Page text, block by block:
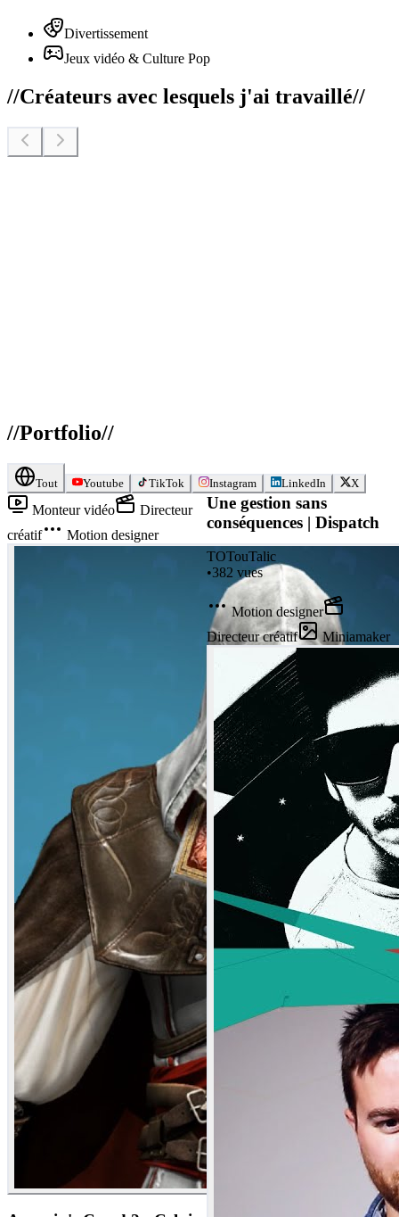
Divertissement
Jeux vidéo & Culture Pop
//Créateurs avec lesquels j'ai travaillé//
//Portfolio//
Tout Youtube TikTok Instagram LinkedIn X
Monteur vidéo
Directeur
créatif
Motion designer
Une gestion sans
conséquences | Dispatch
TOTouTalic
•382 vues
Motion designer
Directeur créatif
Miniamaker